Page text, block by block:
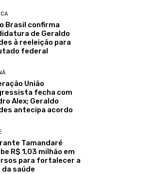
Brasil confirma
de Geraldo
à reeleição para
federal
União
fecha com
Alex; Geraldo
antecipa acordo
Tamandaré
R$ 1,03 milhão em
para fortalecer a
da saúde